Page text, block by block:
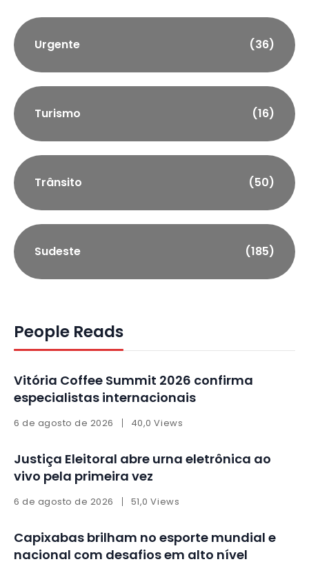
Urgente (36)
Turismo (16)
Trânsito (50)
Sudeste (185)
People Reads
Vitória Coffee Summit 2026 confirma
especialistas internacionais
6 de agosto de 2026 40,0 Views
Justiça Eleitoral abre urna eletrônica ao
vivo pela primeira vez
6 de agosto de 2026 51,0 Views
Capixabas brilham no esporte mundial e
nacional com desafios em alto nível